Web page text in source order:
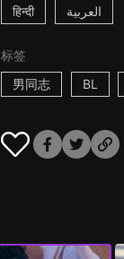
हिन्दी العربية
标签
男同志
BL